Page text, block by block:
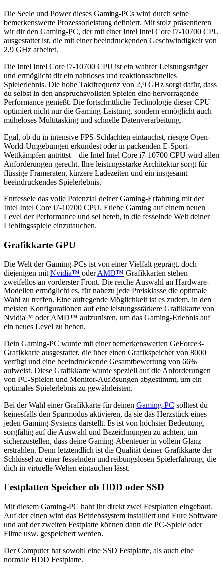
Die Seele und Power dieses Gaming-PCs wird durch seine
bemerkenswerte Prozessorleistung definiert. Mit stolz präsentieren
wir dir den Gaming-PC, der mit einer ‎Intel Intel Core i7-10700 CPU
ausgestattet ist, die mit einer beeindruckenden Geschwindigkeit von
‎2,9 GHz arbeitet.
Die ‎Intel Intel Core i7-10700 CPU ist ein wahrer Leistungsträger
und ermöglicht dir ein nahtloses und reaktionsschnelles
Spielerlebnis. Die hohe Taktfrequenz von ‎2,9 GHz sorgt dafür, dass
du selbst in den anspruchsvollsten Spielen eine hervorragende
Performance genießt. Die fortschrittliche Technologie dieser CPU
optimiert nicht nur die Gaming-Leistung, sondern ermöglicht auch
müheloses Multitasking und schnelle Datenverarbeitung.
Egal, ob du in intensive FPS-Schlachten eintauchst, riesige Open-
World-Umgebungen erkundest oder in packenden E-Sport-
Wettkämpfen antrittst – die ‎Intel Intel Core i7-10700 CPU wird allen
Anforderungen gerecht. Ihre leistungsstarke Architektur sorgt für
flüssige Frameraten, kürzere Ladezeiten und ein insgesamt
beeindruckendes Spielerlebnis.
Entfessele das volle Potenzial deiner Gaming-Erfahrung mit der
‎Intel Intel Core i7-10700 CPU. Erlebe Gaming auf einem neuen
Level der Performance und sei bereit, in die fesselnde Welt deiner
Lieblingsspiele einzutauchen.
Grafikkarte GPU
Die Welt der Gaming-PCs ist von einer Vielfalt geprägt, doch
diejenigen mitNvidia™ oderAMD™ Grafikkarten stehen
zweifellos an vorderster Front. Die reiche Auswahl an Hardware-
Modellen ermöglicht es, für nahezu jede Preisklasse die optimale
Wahl zu treffen. Eine aufregende Möglichkeit ist es zudem, in den
meisten Konfigurationen auf eine leistungsstärkere Grafikkarte von
Nvidia™ oder AMD™ aufzurüsten, um das Gaming-Erlebnis auf
ein neues Level zu heben.
Dein Gaming-PC wurde mit einer bemerkenswerten GeForce3-
Grafikkarte ausgestattet, die über einen Grafikspeicher von 8000
verfügt und eine beeindruckende Gesamtbewertung von 66%
aufweist. Diese Grafikkarte wurde speziell auf die Anforderungen
von PC-Spielen und Monitor-Auflösungen abgestimmt, um ein
optimales Spielerlebnis zu gewährleisten.
Bei der Wahl einer Grafikkarte für deinen Gaming-PC solltest du
keinesfalls den Sparmodus aktivieren, da sie das Herzstück eines
jeden Gaming-Systems darstellt. Es ist von höchster Bedeutung,
sorgfältig auf die Auswahl und Bezeichnungen zu achten, um
sicherzustellen, dass deine Gaming-Abenteuer in vollem Glanz
erstrahlen. Denn letztendlich ist die Qualität deiner Grafikkarte der
Schlüssel zu einer fesselnden und reibungslosen Spielerfahrung, die
dich in virtuelle Welten eintauchen lässt.
Festplatten Speicher ob HDD oder SSD
Mit diesem Gaming-PC habt Ihr direkt zwei Festplatten eingebaut.
Auf der einen wird das Betriebssystem installiert und Eure Software
und auf der zweiten Festplatte können dann die PC-Spiele oder
Filme usw. gespeichert werden.
Der Computer hat sowohl eine SSD Festplatte, als auch eine
normale HDD Festplatte.